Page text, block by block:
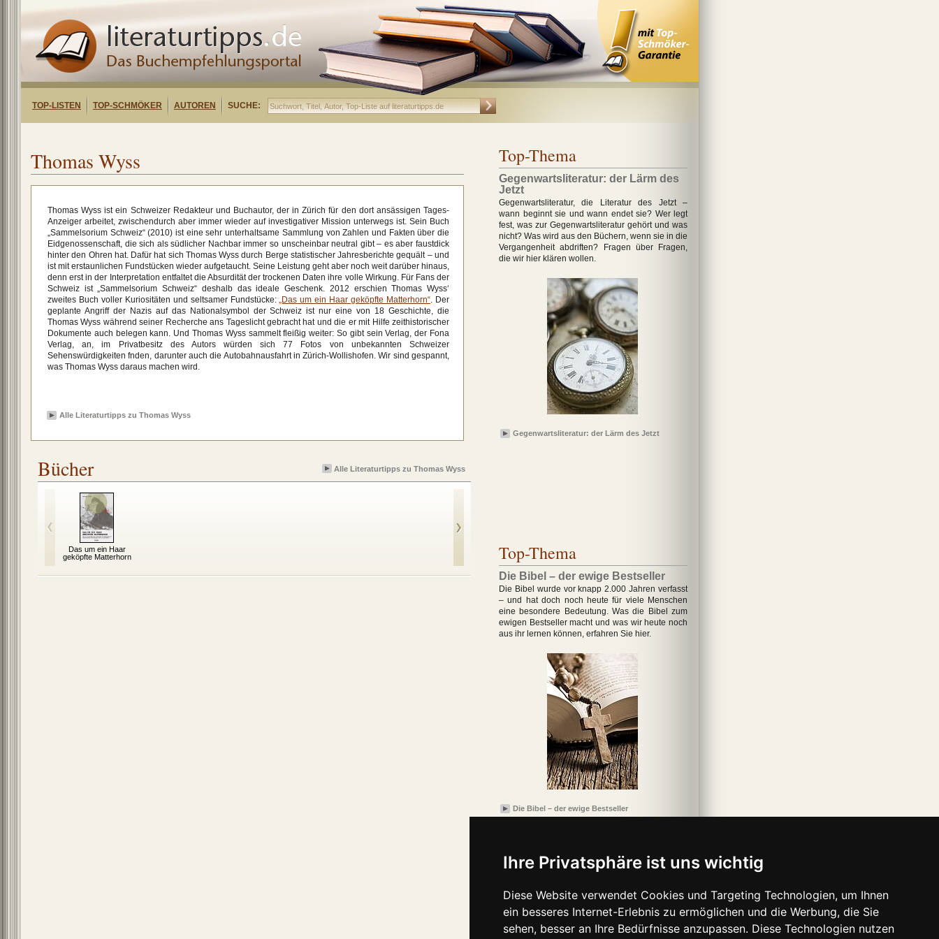
Ihre Privatsphäre ist uns wichtig
Diese Website verwendet Cookies und Targeting Technologien, um Ihnen
ein besseres Internet-Erlebnis zu ermöglichen und die Werbung, die Sie
sehen, besser an Ihre Bedürfnisse anzupassen. Diese Technologien nutzen
TOP-LISTEN TOP-SCHMÖKER AUTOREN SUCHE:
Thomas Wyss
Thomas Wyss ist ein Schweizer Redakteur und Buchautor, der in Zürich für den dort ansässigen Tages-
Anzeiger arbeitet, zwischendurch aber immer wieder auf investigativer Mission unterwegs ist. Sein Buch
„Sammelsorium Schweiz“ (2010) ist eine sehr unterhaltsame Sammlung von Zahlen und Fakten über die
Eidgenossenschaft, die sich als südlicher Nachbar immer so unscheinbar neutral gibt – es aber faustdick
hinter den Ohren hat. Dafür hat sich Thomas Wyss durch Berge statistischer Jahresberichte gequält – und
ist mit erstaunlichen Fundstücken wieder aufgetaucht. Seine Leistung geht aber noch weit darüber hinaus,
denn erst in der Interpretation entfaltet die Absurdität der trockenen Daten ihre volle Wirkung. Für Fans der
Schweiz ist „Sammelsorium Schweiz“ deshalb das ideale Geschenk. 2012 erschien Thomas Wyss‘
zweites Buch voller Kuriositäten und seltsamer Fundstücke:„Das um ein Haar geköpfte Matterhorn“. Der
geplante Angriff der Nazis auf das Nationalsymbol der Schweiz ist nur eine von 18 Geschichte, die
Thomas Wyss während seiner Recherche ans Tageslicht gebracht hat und die er mit Hilfe zeithistorischer
Dokumente auch belegen kann. Und Thomas Wyss sammelt fleißig weiter: So gibt sein Verlag, der Fona
Verlag, an, im Privatbesitz des Autors würden sich 77 Fotos von unbekannten Schweizer
Sehenswürdigkeiten fnden, darunter auch die Autobahnausfahrt in Zürich-Wollishofen. Wir sind gespannt,
was Thomas Wyss daraus machen wird.
Alle Literaturtipps zu Thomas Wyss
Bücher Alle Literaturtipps zu Thomas Wyss
Das um ein Haar
geköpfte Matterhorn
Das um ein Haar
geköpfte Matterhorn
Top-Thema
Gegenwartsliteratur: der Lärm des
Jetzt
Gegenwartsliteratur, die Literatur des Jetzt –
wann beginnt sie und wann endet sie? Wer legt
fest, was zur Gegenwartsliteratur gehört und was
nicht? Was wird aus den Büchern, wenn sie in die
Vergangenheit abdriften? Fragen über Fragen,
die wir hier klären wollen.
Gegenwartsliteratur: der Lärm des Jetzt
Top-Thema
Die Bibel – der ewige Bestseller
Die Bibel wurde vor knapp 2.000 Jahren verfasst
– und hat doch noch heute für viele Menschen
eine besondere Bedeutung. Was die Bibel zum
ewigen Bestseller macht und was wir heute noch
aus ihr lernen können, erfahren Sie hier.
Die Bibel – der ewige Bestseller